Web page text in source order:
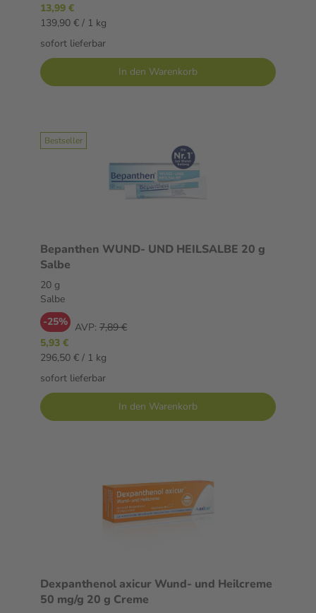
13,99 €
139,90 € / 1 kg
sofort lieferbar
In den Warenkorb
Bestseller
Bepanthen WUND- UND HEILSALBE 20 g
Salbe
20 g
Salbe
-25% AVP: 7,89 €
5,93 €
296,50 € / 1 kg
sofort lieferbar
In den Warenkorb
Dexpanthenol axicur Wund- und Heilcreme
50 mg/g 20 g Creme